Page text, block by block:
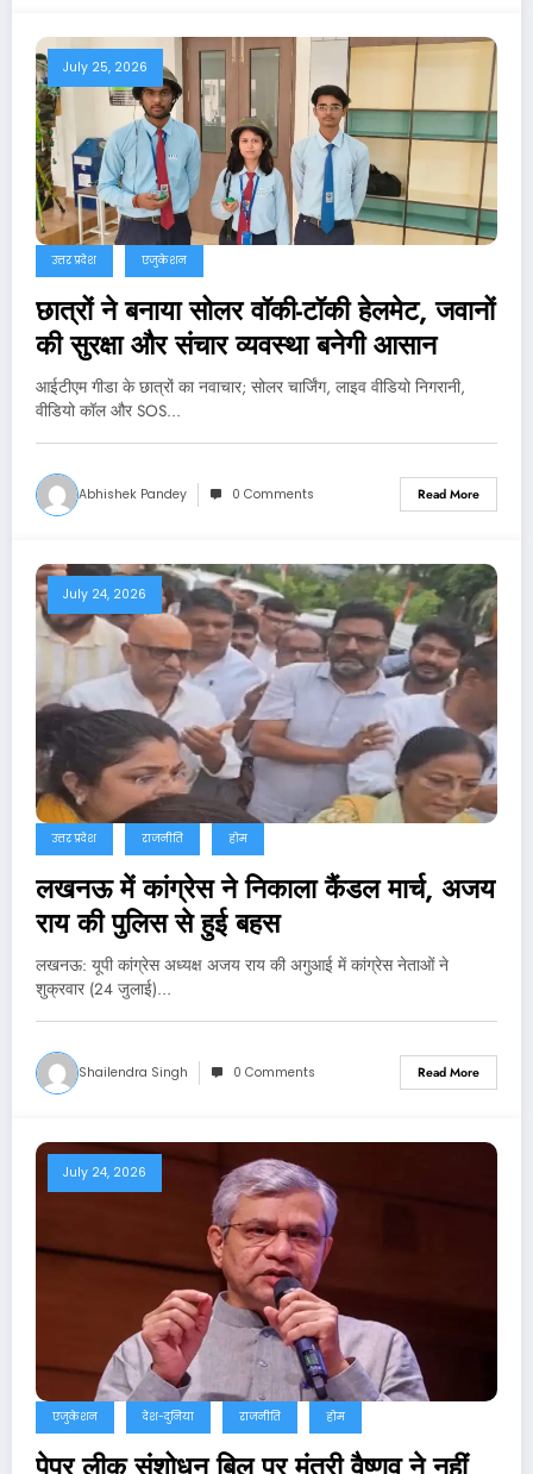
July 25, 2026
उत्तर प्रदेश एजुकेशन
छात्रों ने बनाया सोलर वॉकी-टॉकी हेलमेट, जवानों
की सुरक्षा और संचार व्यवस्था बनेगी आसान
आईटीएम गीडा के छात्रों का नवाचार; सोलर चार्जिंग, लाइव वीडियो निगरानी,
वीडियो कॉल और SOS…
Abhishek Pandey 0 Comments Read More
July 24, 2026
उत्तर प्रदेश राजनीति होम
लखनऊ में कांग्रेस ने निकाला कैंडल मार्च, अजय
राय की पुलिस से हुई बहस
लखनऊ: यूपी कांग्रेस अध्यक्ष अजय राय की अगुआई में कांग्रेस नेताओं ने
शुक्रवार (24 जुलाई)…
Shailendra Singh 0 Comments Read More
July 24, 2026
एजुकेशन देश-दुनिया राजनीति होम